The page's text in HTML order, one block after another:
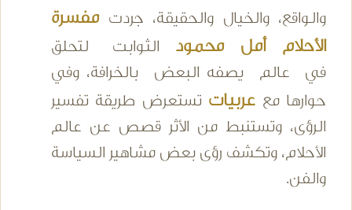
والواقع، والخيال والحقيقة، جردتمفسرة
الأحلام أمل محمود الثوابت لتحلق
في عالم يصفه البعض بالخرافة، وفي
حوارها مع عربيات تستعرض طريقة تفسير
الرؤى، وتستنبط من الأثر قصص عن عالم
الأحلام، وتكشف رؤى بعض مشاهير السياسة
والفن.